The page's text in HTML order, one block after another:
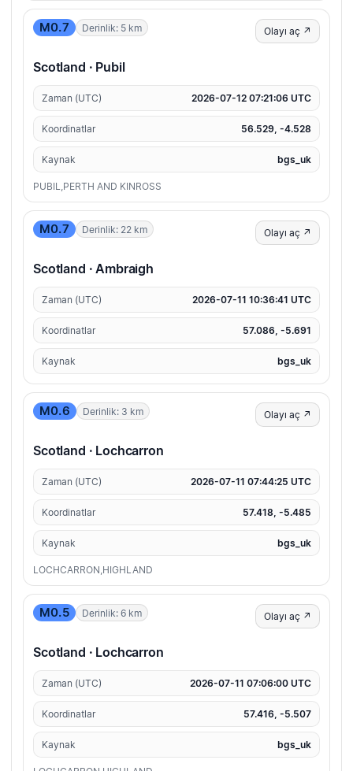
M0.7 Derinlik: 5 km Olayı aç ↗
Scotland · Pubil
Zaman (UTC) 2026-07-12 07:21:06 UTC
Koordinatlar 56.529, -4.528
Kaynak bgs_uk
PUBIL,PERTH AND KINROSS
M0.7 Derinlik: 22 km Olayı aç ↗
Scotland · Ambraigh
Zaman (UTC) 2026-07-11 10:36:41 UTC
Koordinatlar 57.086, -5.691
Kaynak bgs_uk
M0.6 Derinlik: 3 km Olayı aç ↗
Scotland · Lochcarron
Zaman (UTC) 2026-07-11 07:44:25 UTC
Koordinatlar 57.418, -5.485
Kaynak bgs_uk
LOCHCARRON,HIGHLAND
M0.5 Derinlik: 6 km Olayı aç ↗
Scotland · Lochcarron
Zaman (UTC) 2026-07-11 07:06:00 UTC
Koordinatlar 57.416, -5.507
Kaynak bgs_uk